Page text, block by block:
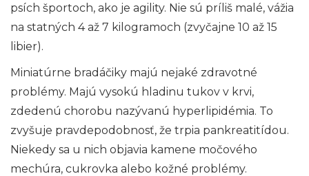
psích športoch, ako je agility. Nie sú príliš malé, vážia
na statných 4 až 7 kilogramoch (zvyčajne 10 až 15
libier).
Miniatúrne bradáčiky majú nejaké zdravotné
problémy. Majú vysokú hladinu tukov v krvi,
zdedenú chorobu nazývanú hyperlipidémia. To
zvyšuje pravdepodobnosť, že trpia pankreatitídou.
Niekedy sa u nich objavia kamene močového
mechúra, cukrovka alebo kožné problémy.